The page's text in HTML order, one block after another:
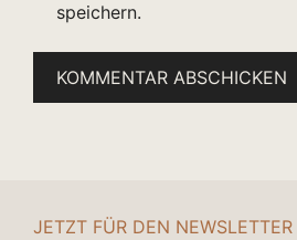
speichern.
JETZT FÜR DEN